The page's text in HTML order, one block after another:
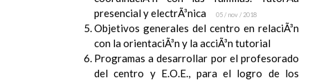
presencial y electrÃ³nica
05 / nov / 2018
Objetivos generales del centro en relaciÃ³n
con la orientaciÃ³n y la acciÃ³n tutorial
Programas a desarrollar por el profesorado
del centro y E.O.E., para el logro de los